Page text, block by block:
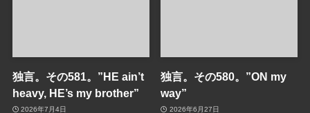
独言。その581。”HE ain’t
heavy, HE’s my brother”
2026年7月4日
独言。その580。”ON my
way”
2026年6月27日